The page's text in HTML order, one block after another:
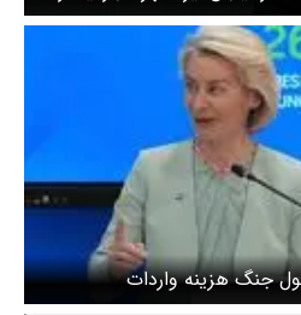
+ ویدیو
جنگ هزینه واردات